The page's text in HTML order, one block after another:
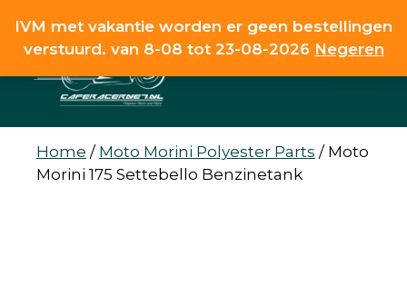
IVM met vakantie worden er geen bestellingen
verstuurd. van 8-08 tot 23-08-2026 Negeren
naar
inhoud
MENU
Home / Moto Morini Polyester Parts / Moto
Morini 175 Settebello Benzinetank